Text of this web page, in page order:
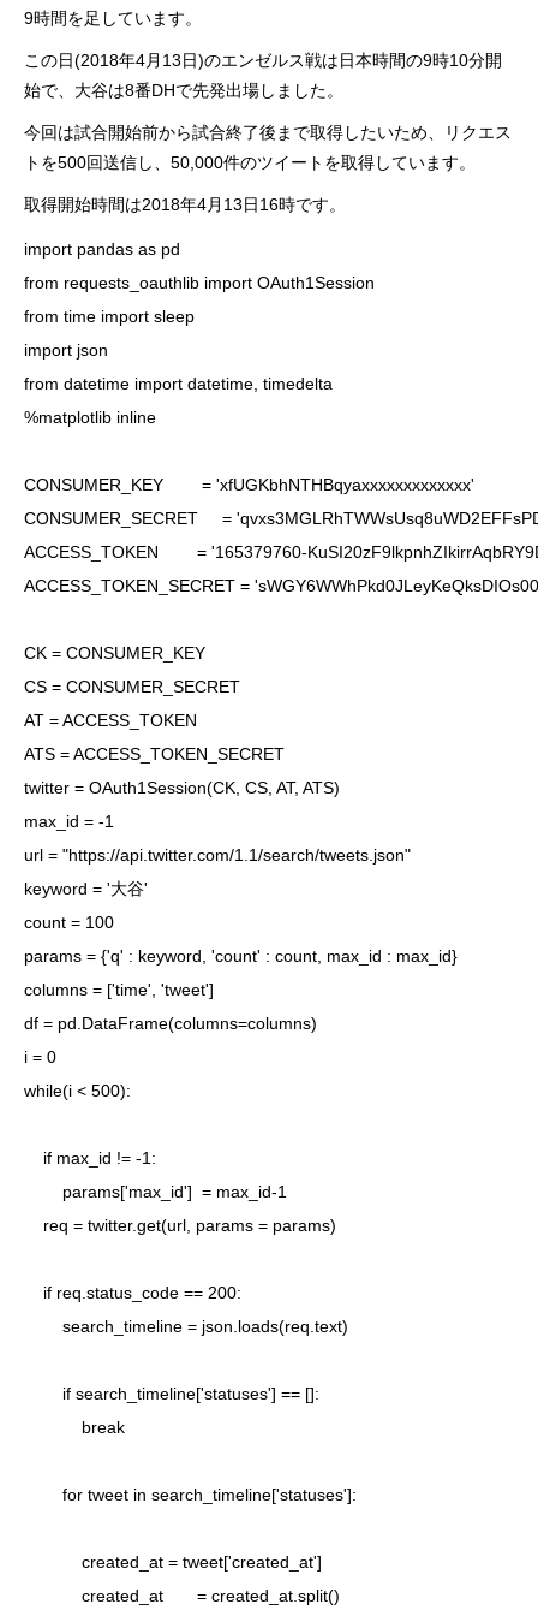
9時間を足しています。
この日(2018年4月13日)のエンゼルス戦は日本時間の9時10分開
始で、大谷は8番DHで先発出場しました。
今回は試合開始前から試合終了後まで取得したいため、リクエス
トを500回送信し、50,000件のツイートを取得しています。
取得開始時間は2018年4月13日16時です。
import pandas as pd
from requests_oauthlib import OAuth1Session
from time import sleep
import json
from datetime import datetime, timedelta
%matplotlib inline
CONSUMER_KEY        = 'xfUGKbhNTHBqyaxxxxxxxxxxxxx'
CONSUMER_SECRET     =
ACCESS_TOKEN        = '165379760-
ACCESS_TOKEN_SECRET =
CK = CONSUMER_KEY
CS = CONSUMER_SECRET
AT = ACCESS_TOKEN
ATS = ACCESS_TOKEN_SECRET
twitter = OAuth1Session(CK, CS, AT, ATS)
max_id = -1
url = "https://api.twitter.com/1.1/search/tweets.json"
keyword = '大谷'
count = 100
params = {'q' : keyword, 'count' : count, max_id : max_id}
columns = ['time', 'tweet']
df = pd.DataFrame(columns=columns)
i = 0
while(i < 500):
    if max_id != -1:
        params['max_id']  = max_id-1
    req = twitter.get(url, params = params)
    if req.status_code == 200:
        search_timeline = json.loads(req.text)
        if search_timeline['statuses'] == []:
            break
        for tweet in search_timeline['statuses']:
            created_at = tweet['created_at']
            created_at　　= created_at.split()